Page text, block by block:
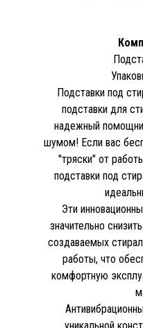
Подставки под
подставки для
надежный
шумом! Если вас
"тряски" от
подставки под
Эти
значительно
создаваемых
работы, что
комфортную